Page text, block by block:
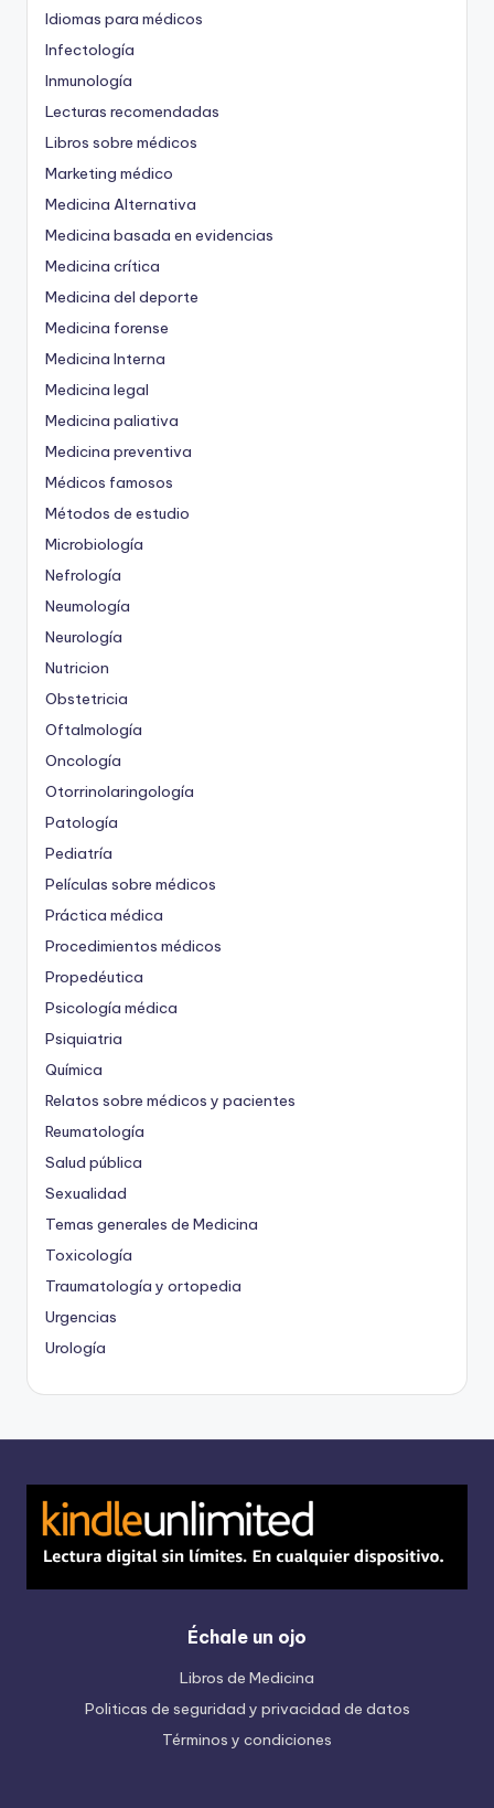
Idiomas para médicos
Infectología
Inmunología
Lecturas recomendadas
Libros sobre médicos
Marketing médico
Medicina Alternativa
Medicina basada en evidencias
Medicina crítica
Medicina del deporte
Medicina forense
Medicina Interna
Medicina legal
Medicina paliativa
Medicina preventiva
Médicos famosos
Métodos de estudio
Microbiología
Nefrología
Neumología
Neurología
Nutricion
Obstetricia
Oftalmología
Oncología
Otorrinolaringología
Patología
Pediatría
Películas sobre médicos
Práctica médica
Procedimientos médicos
Propedéutica
Psicología médica
Psiquiatria
Química
Relatos sobre médicos y pacientes
Reumatología
Salud pública
Sexualidad
Temas generales de Medicina
Toxicología
Traumatología y ortopedia
Urgencias
Urología
Échale un ojo
Libros de Medicina
Politicas de seguridad y privacidad de datos
Términos y condiciones